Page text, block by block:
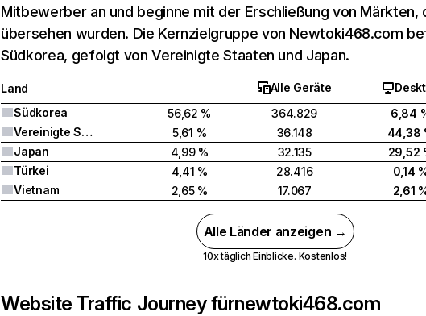
Mitbewerber an und beginne mit der Erschließung von Märkten,
übersehen wurden. Die Kernzielgruppe von Newtoki468.com
Südkorea, gefolgt von Vereinigte Staaten und Japan.
Land Alle Geräte
Südkorea
56,62 % 364.829
6,84
Vereinigte Staaten
5,61 % 36.148
44,38
Japan
4,99 % 32.135
29,52
Türkei
4,41 % 28.416
0,14
Vietnam
2,65 % 17.067 2,61
Alle Länder anzeigen →
10x täglich Einblicke. Kostenlos!
Website Traffic Journey fürnewtoki468.com